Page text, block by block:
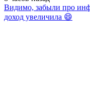
Видимо, забыли про
доход увеличила 😄